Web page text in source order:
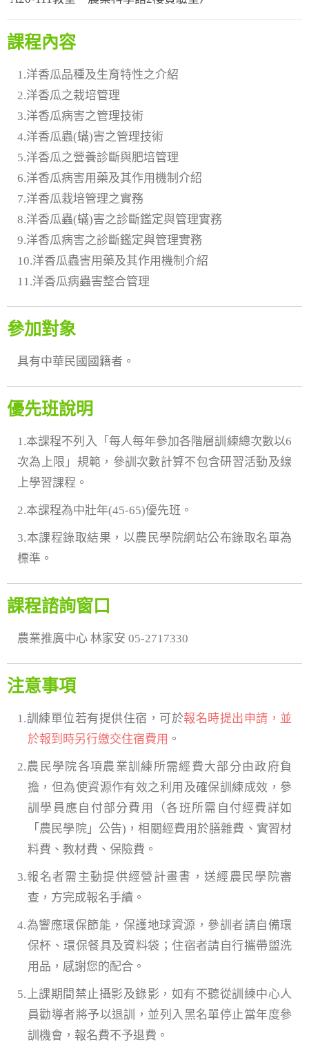
課程內容
1.洋香瓜品種及生育特性之介紹
2.洋香瓜之栽培管理
3.洋香瓜病害之管理技術
4.洋香瓜蟲(蟎)害之管理技術
5.洋香瓜之營養診斷與肥培管理
6.洋香瓜病害用藥及其作用機制介紹
7.洋香瓜栽培管理之實務
8.洋香瓜蟲(蟎)害之診斷鑑定與管理實務
9.洋香瓜病害之診斷鑑定與管理實務
10.洋香瓜蟲害用藥及其作用機制介紹
11.洋香瓜病蟲害整合管理
參加對象
具有中華民國國籍者。
優先班說明
1.本課程不列入「每人每年參加各階層訓練總次數以6
次為上限」規範，參訓次數計算不包含研習活動及線
上學習課程。
2.本課程為中壯年(45-65)優先班。
3.本課程錄取結果，以農民學院網站公布錄取名單為
標準。
課程諮詢窗口
農業推廣中心 林家安 05-2717330
注意事項
1.訓練單位若有提供住宿，可於報名時提出申請，並
於報到時另行繳交住宿費用 。
2.農民學院各項農業訓練所需經費大部分由政府負
擔，但為使資源作有效之利用及確保訓練成效，參
訓學員應自付部分費用（各班所需自付經費詳如
「農民學院」公告)，相關經費用於膳雜費、實習材
料費、教材費、保險費。
3.報名者需主動提供經營計畫書，送經農民學院審
查，方完成報名手續。
4.為響應環保節能，保護地球資源，參訓者請自備環
保杯、環保餐具及資料袋；住宿者請自行攜帶盥洗
用品，感謝您的配合。
5.上課期間禁止攝影及錄影，如有不聽從訓練中心人
員勸導者將予以退訓，並列入黑名單停止當年度參
訓機會，報名費不予退費。